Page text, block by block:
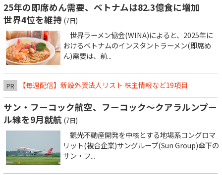
25年の即席めん需要、ベトナムは82.3億食に増加
世界4位を維持 (7日)
世界ラーメン協会(WINA)によると、2025年に
おけるベトナムのインスタントラーメン(即席め
ん)需要は、前...
PR 【毎週配信】新設外資法人リスト 株主情報など19項目
サン・フーコック航空、フーコック～クアラルンプー
ル線を9月就航 (7日)
観光不動産開発を中核とする地場系コングロマ
リット(複合企業)サングループ(Sun Group)傘下の
サン・フ...